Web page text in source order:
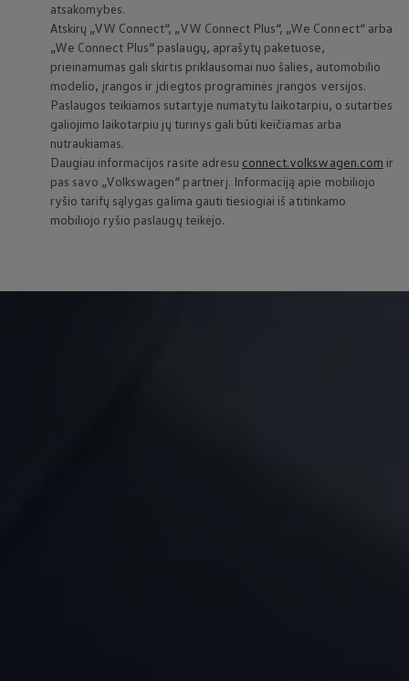
atsakomybės.
Atskirų „VW Connect“, „VW Connect Plus“, „We Connect“ arba
„We Connect Plus“ paslaugų, aprašytų paketuose,
prieinamumas gali skirtis priklausomai nuo šalies, automobilio
modelio, įrangos ir įdiegtos programinės įrangos versijos.
Paslaugos teikiamos sutartyje numatytu laikotarpiu, o sutarties
galiojimo laikotarpiu jų turinys gali būti keičiamas arba
nutraukiamas.
Daugiau informacijos rasite adresu connect.volkswagen.com ir
pas savo „Volkswagen“ partnerį. Informaciją apie mobiliojo
ryšio tarifų sąlygas galima gauti tiesiogiai iš atitinkamo
mobiliojo ryšio paslaugų teikėjo.